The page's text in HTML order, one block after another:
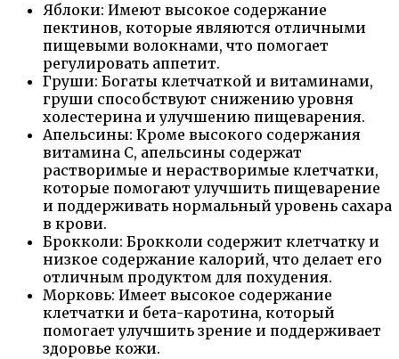
Яблоки: Имеют высокое содержание
пектинов, которые являются отличными
пищевыми волокнами, что помогает
регулировать аппетит.
Груши: Богаты клетчаткой и витаминами,
груши способствуют снижению уровня
холестерина и улучшению пищеварения.
Апельсины: Кроме высокого содержания
витамина C, апельсины содержат
растворимые и нерастворимые клетчатки,
которые помогают улучшить пищеварение
и поддерживать нормальный уровень сахара
в крови.
Брокколи: Брокколи содержит клетчатку и
низкое содержание калорий, что делает его
отличным продуктом для похудения.
Морковь: Имеет высокое содержание
клетчатки и бета-каротина, который
помогает улучшить зрение и поддерживает
здоровье кожи.